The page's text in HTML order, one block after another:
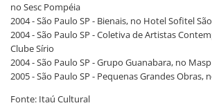
no Sesc Pompéia
2004 - São Paulo SP - Bienais, no Hotel Sofitel
2004 - São Paulo SP - Coletiva de Artistas
Clube Sírio
2004 - São Paulo SP - Grupo Guanabara, no
2005 - São Paulo SP - Pequenas Grandes Obras,
Fonte: Itaú Cultural